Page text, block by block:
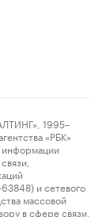
1995–
«РБК»
информации
и сетевого
массовой
в сфере связи,